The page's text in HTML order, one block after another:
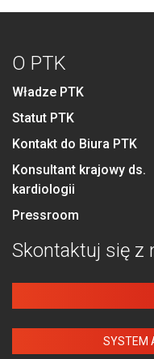
O PTK
Władze PTK
Statut PTK
Kontakt do Biura PTK
Konsultant krajowy ds.
kardiologii
Pressroom
Skontaktuj się z
SYSTEM